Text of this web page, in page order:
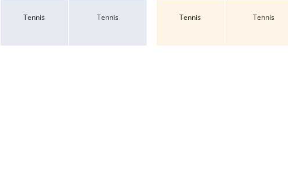
Tennis Tennis Tennis Tennis